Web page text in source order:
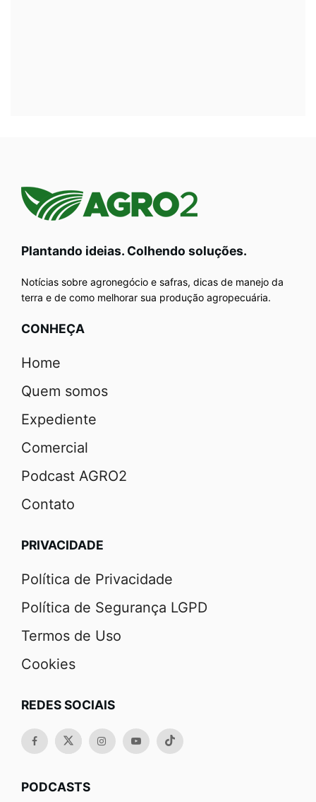
Plantando ideias. Colhendo soluções.
Notícias sobre agronegócio e safras, dicas de manejo da
terra e de como melhorar sua produção agropecuária.
CONHEÇA
Home
Quem somos
Expediente
Comercial
Podcast AGRO2
Contato
PRIVACIDADE
Política de Privacidade
Política de Segurança LGPD
Termos de Uso
Cookies
REDES SOCIAIS
PODCASTS